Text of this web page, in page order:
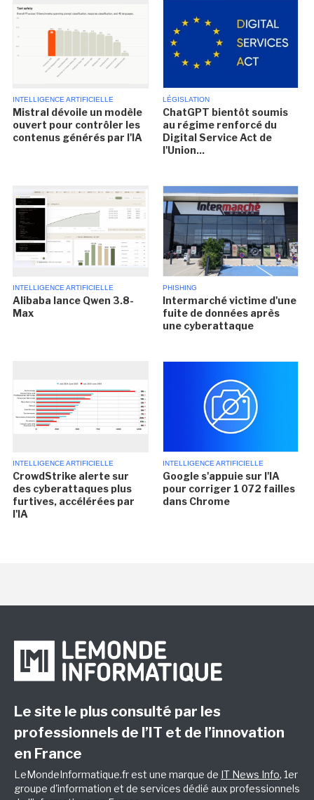
INTELLIGENCE ARTIFICIELLE
Mistral dévoile un modèle
ouvert pour contrôler les
contenus générés par l'IA
LÉGISLATION
ChatGPT bientôt soumis
au régime renforcé du
Digital Service Act de
l'Union...
INTELLIGENCE ARTIFICIELLE
Alibaba lance Qwen 3.8-
Max
PHISHING
Intermarché victime d'une
fuite de données après
une cyberattaque
INTELLIGENCE ARTIFICIELLE
CrowdStrike alerte sur
des cyberattaques plus
furtives, accélérées par
l'IA
INTELLIGENCE ARTIFICIELLE
Google s'appuie sur l'IA
pour corriger 1 072 failles
dans Chrome
Le site le plus consulté par les
professionnels de l’IT et de l’innovation
en France
LeMondeInformatique.fr est une marque de IT News Info, 1er
groupe d'information et de services dédié aux professionnels